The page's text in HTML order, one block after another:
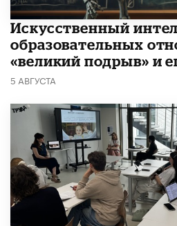
​Искусственный
образовательных
«великий подрыв» и
5 АВГУСТА